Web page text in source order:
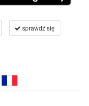
sprawdź się